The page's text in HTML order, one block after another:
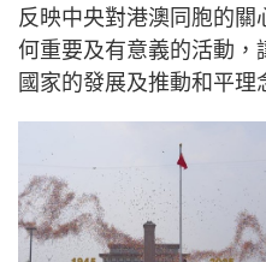
反映中央對港澳同胞的
何重要及有意義的活動，
國家的發展及推動和平理